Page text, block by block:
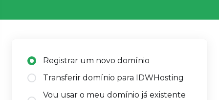
Registrar um novo domínio
Transferir domínio para IDWHosting
Vou usar o meu domínio já existente